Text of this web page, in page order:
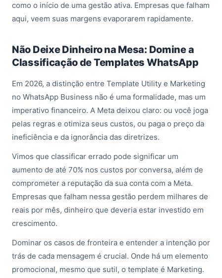
como o início de uma gestão ativa. Empresas que falham
aqui, veem suas margens evaporarem rapidamente.
Não Deixe Dinheiro na Mesa: Domine a
Classificação de Templates WhatsApp
Em 2026, a distinção entre Template Utility e Marketing
no WhatsApp Business não é uma formalidade, mas um
imperativo financeiro. A Meta deixou claro: ou você joga
pelas regras e otimiza seus custos, ou paga o preço da
ineficiência e da ignorância das diretrizes.
Vimos que classificar errado pode significar um
aumento de até 70% nos custos por conversa, além de
comprometer a reputação da sua conta com a Meta.
Empresas que falham nessa gestão perdem milhares de
reais por mês, dinheiro que deveria estar investido em
crescimento.
Dominar os casos de fronteira e entender a intenção por
trás de cada mensagem é crucial. Onde há um elemento
promocional, mesmo que sutil, o template é Marketing.